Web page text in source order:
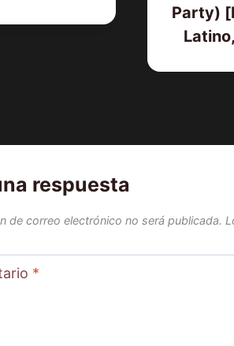
Party)
respuesta
de correo electrónico no será publicada.
*